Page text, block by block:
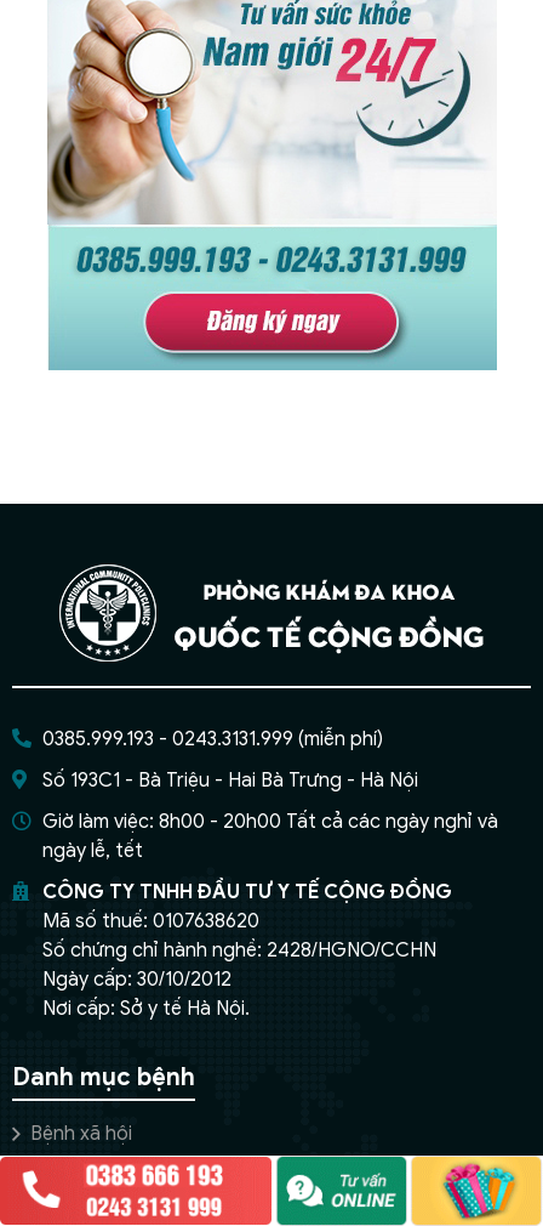
0385.999.193 - 0243.3131.999 (miễn phí)
Số 193C1 - Bà Triệu - Hai Bà Trưng - Hà Nội
Giờ làm việc: 8h00 - 20h00 Tất cả các ngày nghỉ và
ngày lễ, tết
CÔNG TY TNHH ĐẦU TƯ Y TẾ CỘNG ĐỒNG
Mã số thuế: 0107638620
Số chứng chỉ hành nghề: 2428/HGNO/CCHN
Ngày cấp: 30/10/2012
Nơi cấp: Sở y tế Hà Nội.
Danh mục bệnh
Bệnh xã hội
Bệnh lậu
Bệnh sùi mào gà